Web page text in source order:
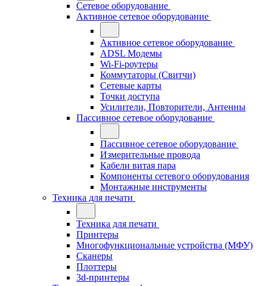
Сетевое оборудование
Активное сетевое оборудование
Активное сетевое оборудование
ADSL Модемы
Wi-Fi-роутеры
Коммутаторы (Свитчи)
Сетевые карты
Точки доступа
Усилители, Повторители, Антенны
Пассивное сетевое оборудование
Пассивное сетевое оборудование
Измерительные провода
Кабели витая пара
Компоненты сетевого оборудования
Монтажные инструменты
Техника для печати
Техника для печати
Принтеры
Многофункциональные устройства (МФУ)
Сканеры
Плоттеры
3d-принтеры